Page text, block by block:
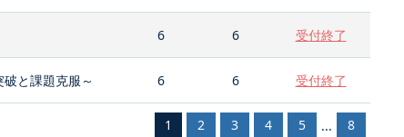
6 6 受付終了
と課題克服～ 6 6 受付終了
1 2 3 4 5 ... 8